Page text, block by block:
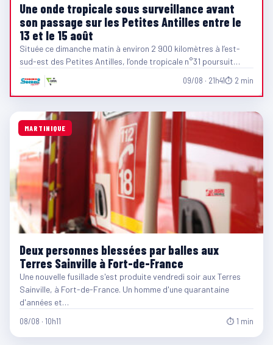
Une onde tropicale sous surveillance avant
son passage sur les Petites Antilles entre le
13 et le 15 août
Située ce dimanche matin à environ 2 900 kilomètres à l’est-
sud-est des Petites Antilles, l’onde tropicale n°31 poursuit…
09/08 · 21h41⏱ 2 min
MARTINIQUE
Deux personnes blessées par balles aux
Terres Sainville à Fort-de-France
Une nouvelle fusillade s'est produite vendredi soir aux Terres
Sainville, à Fort-de-France. Un homme d'une quarantaine
d'années et…
08/08 · 10h11 ⏱ 1 min